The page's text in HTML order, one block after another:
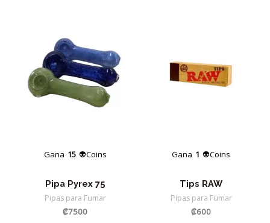
Gana 15 👽Coins
Pipa Pyrex 75
Pipas para Fumar
₡7500
Gana 1 👽Coins
Tips RAW
Pipas para Fumar
₡600